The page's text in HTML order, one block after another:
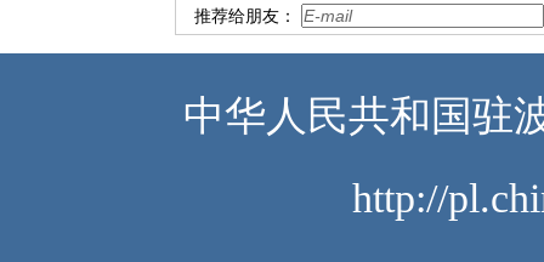
推荐给朋友：
中华人民共和国驻
http://